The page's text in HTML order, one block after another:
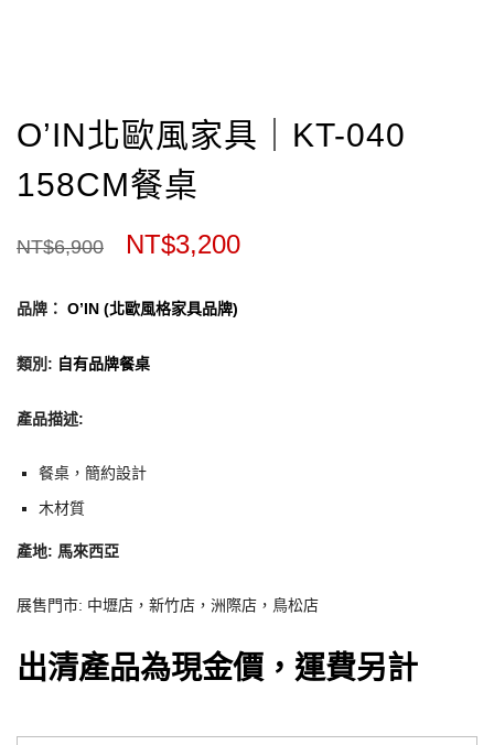
O’IN北歐風家具｜KT-040
158CM餐桌
NT$6,900 NT$3,200
品牌： O’IN (北歐風格家具品牌)
類別 : 自有品牌餐桌
產品描述:
餐桌，簡約設計
木材質
產地: 馬來西亞
展售門市: 中壢店，新竹店，洲際店，鳥松店
出清產品為現金價，運費另計